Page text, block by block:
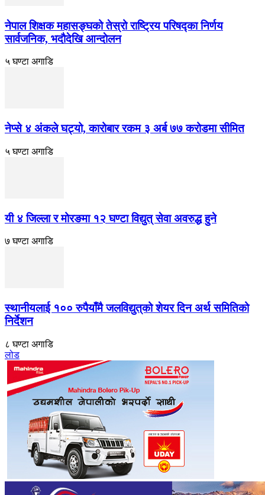
नेपाल शिक्षक महासङ्घको तेस्रो राष्ट्रिय परिषद्का निर्णय
सार्वजनिक, भदाैदेखि आन्दाेलन
५ घण्टा अगाडि
नेप्से ४ अंकले घट्यो, कारोबार रकम ३ अर्ब ७७ करोडमा सीमित
५ घण्टा अगाडि
यी ४ जिल्ला र मोरङमा १२ घण्टा विद्युत् सेवा अवरुद्ध हुने
७ घण्टा अगाडि
स्थानीयलाई १०० रुपैयाँमै जलविद्युत्‌को शेयर दिन अर्थ समितिको
निर्देशन
८ घण्टा अगाडि
लोड